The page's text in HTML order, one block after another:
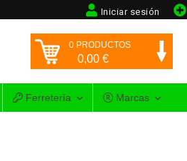
Iniciar sesión
0 PRODUCTOS
0,00 €
Ferretería Marcas